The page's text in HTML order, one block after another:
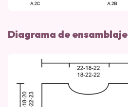
Diagrama de ensamblaje